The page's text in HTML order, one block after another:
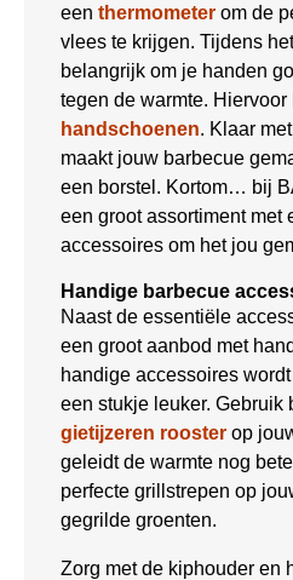
een thermometer om de
vlees te krijgen. Tijdens
belangrijk om je handen
tegen de warmte.
handschoenen. Klaar
maakt jouw barbecue
een borstel. Kortom… bij
een groot assortiment met
accessoires om het jou
Handige barbecue
Naast de essentiële
een groot aanbod met
handige accessoires
een stukje leuker. Gebruik
gietijzeren rooster op
geleidt de warmte nog
perfecte grillstrepen op
gegrilde groenten.
Zorg met de kiphouder en